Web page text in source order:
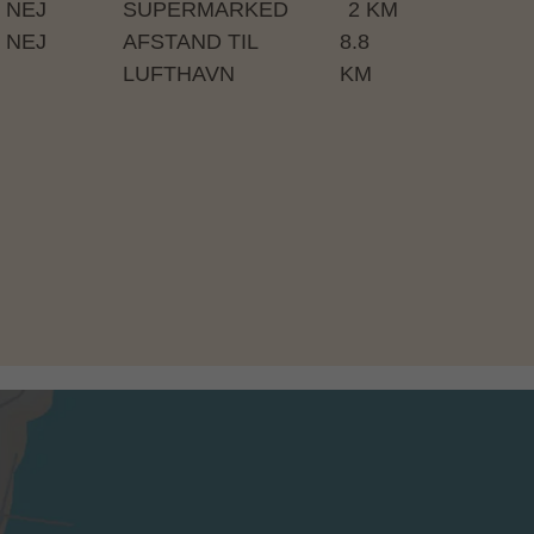
NEJ
NEJ
SUPERMARKED
2 KM
AFSTAND TIL
LUFTHAVN
8.8
KM